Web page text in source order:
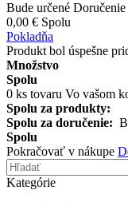
Bude určené Doručenie
0,00 € Spolu
Pokladňa
Produkt bol úspešne
Množstvo
Spolu
0 ks tovaru Vo vašom
Spolu za produkty:
Spolu za doručenie:
Spolu
Pokračovať v nákupe
Kategórie